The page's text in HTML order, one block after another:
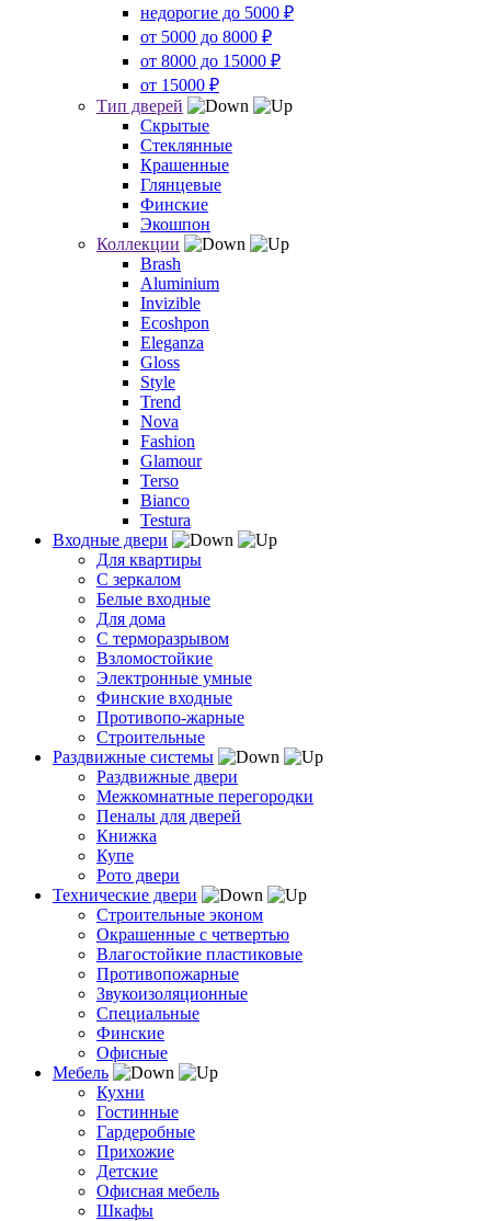
недорогие до 5000 ₽
от 5000 до 8000 ₽
от 8000 до 15000 ₽
от 15000 ₽
Тип дверей
Скрытые
Стеклянные
Крашенные
Глянцевые
Финские
Экошпон
Коллекции
Brash
Aluminium
Invizible
Ecoshpon
Eleganza
Gloss
Style
Trend
Nova
Fashion
Glamour
Terso
Bianco
Testura
Входные двери
Для квартиры
С зеркалом
Белые входные
Для дома
С терморазрывом
Взломостойкие
Электронные умные
Финские входные
Противопо-жарные
Строительные
Раздвижные системы
Раздвижные двери
Межкомнатные перегородки
Пеналы для дверей
Книжка
Купе
Рото двери
Технические двери
Строительные эконом
Окрашенные с четвертью
Влагостойкие пластиковые
Противопожарные
Звукоизоляционные
Специальные
Финские
Офисные
Мебель
Кухни
Гостинные
Гардеробные
Прихожие
Детские
Офисная мебель
Шкафы